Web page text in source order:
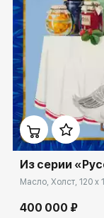
Домен:
Из серии
Масло, Холст, 120 x
400 000 ₽